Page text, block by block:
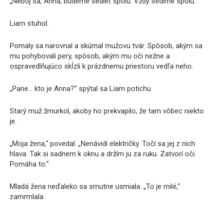
Liam stuhol.
Pomaly sa narovnal a skúmal mužovu tvár. Spôsob, akým sa
mu pohybovali pery, spôsob, akým mu oči nežne a
ospravedlňujúco skĺzli k prázdnemu priestoru vedľa neho.
„Pane… kto je Anna?“ spýtal sa Liam potichu.
Starý muž žmurkol, akoby ho prekvapilo, že tam vôbec niekto
je.
„Moja žena,“ povedal. „Nenávidí električky. Točí sa jej z nich
hlava. Tak si sadnem k oknu a držím ju za ruku. Zatvorí oči.
Pomáha to.“
Mladá žena neďaleko sa smutne usmiala. „To je milé,“
zamrmlala.